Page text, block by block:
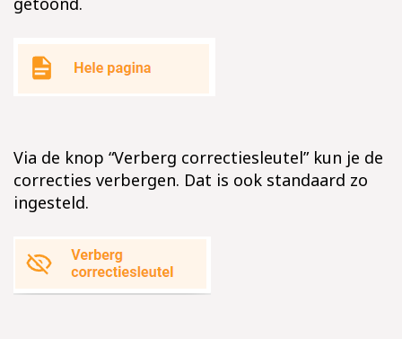
Via de knop “Verberg correctiesleutel” kun je de
correcties verbergen. Dat is ook standaard zo
ingesteld.